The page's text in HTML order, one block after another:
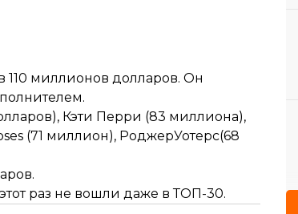
110 миллионов долларов. Он
Кэти Перри (83 миллиона),
(71 миллион), РоджерУотерс(68
раз не вошли даже в ТОП-30.